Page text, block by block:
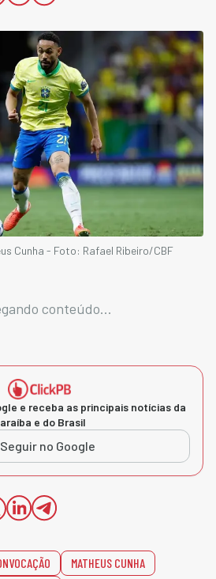
Cunha - Foto: Rafael Ribeiro/CBF
conteúdo...
e receba as principais notícias da
e do Brasil
Seguir no Google
MATHEUS CUNHA